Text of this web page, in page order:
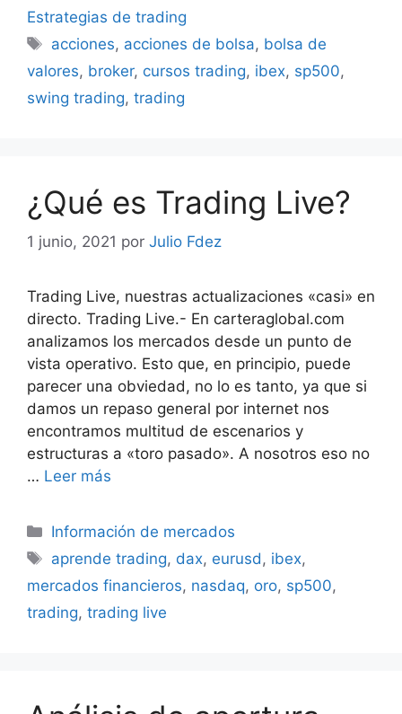
Estrategias de trading
Etiquetas
acciones, acciones de bolsa, bolsa de
valores, broker, cursos trading, ibex, sp500,
swing trading, trading
¿Qué es Trading Live?
1 junio, 2021 por Julio Fdez
Trading Live, nuestras actualizaciones «casi» en
directo. Trading Live.- En carteraglobal.com
analizamos los mercados desde un punto de
vista operativo. Esto que, en principio, puede
parecer una obviedad, no lo es tanto, ya que si
damos un repaso general por internet nos
encontramos multitud de escenarios y
estructuras a «toro pasado». A nosotros eso no
… Leer más
Categorías
Información de mercados
Etiquetas
aprende trading, dax, eurusd, ibex,
mercados financieros, nasdaq, oro, sp500,
trading, trading live